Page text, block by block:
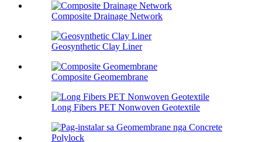
Composite Drainage Network
Geosynthetic Clay Liner
Composite Geomembrane
Long Fibers PET Nonwoven Geotextile